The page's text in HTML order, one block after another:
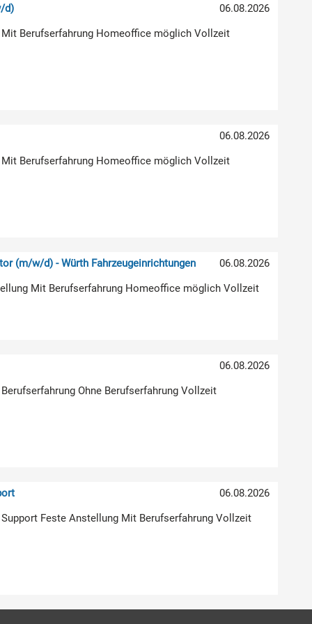
06.08.2026
d)
Berufserfahrung Homeoffice möglich Vollzeit
06.08.2026
Berufserfahrung Homeoffice möglich Vollzeit
06.08.2026
(m/w/d) - Würth Fahrzeugeinrichtungen
Mit Berufserfahrung Homeoffice möglich Vollzeit
06.08.2026
Ohne Berufserfahrung Vollzeit
06.08.2026
Feste Anstellung Mit Berufserfahrung Vollzeit